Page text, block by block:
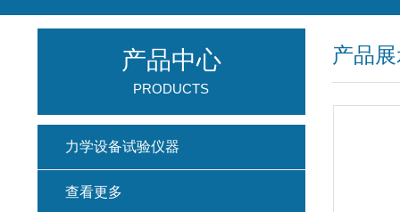
产品
产品中心
PRODUCTS
力学设备试验仪器
查看更多